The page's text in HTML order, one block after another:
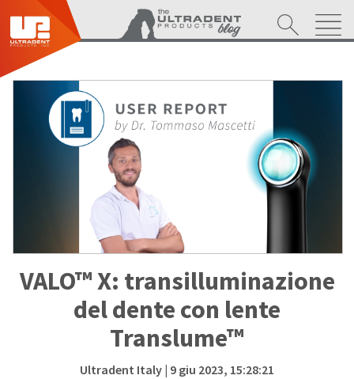
VALO™ X: transilluminazione
del dente con lente
Translume™
Ultradent Italy| 9 giu 2023, 15:28:21